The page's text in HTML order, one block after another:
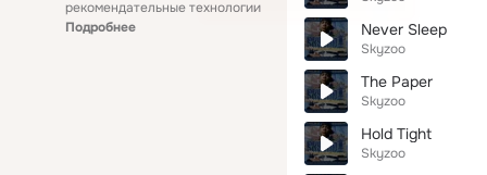
рекомендательные технологии
Подробнее
Never Sleep
Skyzoo
The Paper
Skyzoo
Hold Tight
Skyzoo